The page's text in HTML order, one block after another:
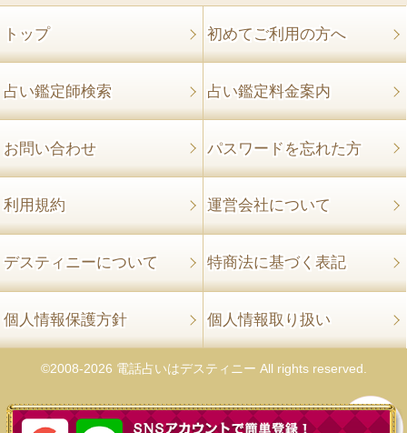
トップ 初めてご利用の方へ
占い鑑定師検索 占い鑑定料金案内
お問い合わせ パスワードを忘れた方
利用規約 運営会社について
デスティニーについて 特商法に基づく表記
個人情報保護方針 個人情報取り扱い
©2008-2026 電話占いはデスティニー All rights reserved.